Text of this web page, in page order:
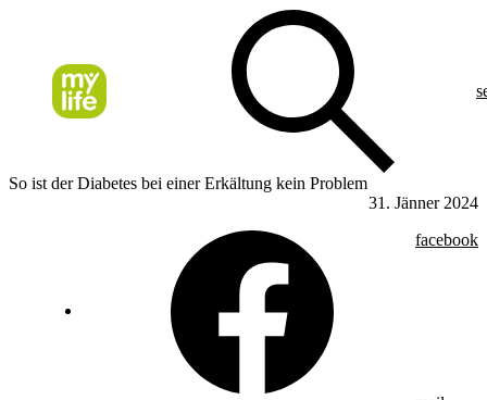
So ist der Diabetes bei einer Erkältung kein Problem
31. Jänner 2024
facebook